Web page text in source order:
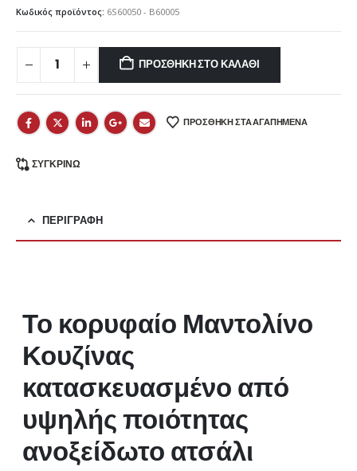
Κωδικός προϊόντος: 6S60050 - B60005
ΠΡΟΣΘΉΚΗ ΣΤΟ ΚΑΛΆΘΙ
ΠΡΟΣΘΗΚΗ ΣΤΑ ΑΓΑΠΗΜΕΝΑ
ΣΥΓΚΡΊΝΩ
ΠΕΡΙΓΡΑΦΉ
Το κορυφαίο Μαντολίνο
Κουζίνας
κατασκευασμένο από
υψηλής ποιότητας
ανοξείδωτο ατσάλι